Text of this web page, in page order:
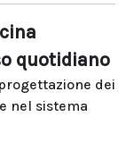
quotidiano
dei
nel sistema